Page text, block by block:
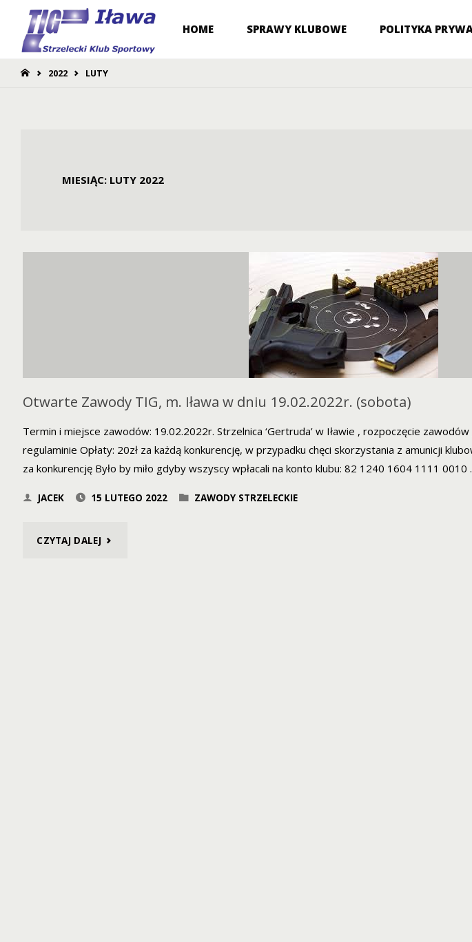
HOME SPRAWY KLUBOWE POLITYKA
STRONA
2022 LUTY
MIESIĄC: LUTY 2022
Otwarte Zawody TIG, m. Iława w dniu 19.02.2022r. (sobota)
Termin i miejsce zawodów: 19.02.2022r. Strzelnica ‘Gertruda’ w Iławie , rozpoczęcie
regulaminie Opłaty: 20zł za każdą konkurencję, w przypadku chęci skorzystania z amunicji
za konkurencję Było by miło gdyby wszyscy wpłacali na konto klubu: 82 1240 1604 1111 0010
JACEK 15 LUTEGO 2022 ZAWODY STRZELECKIE
CZYTAJ DALEJ"OTWARTE